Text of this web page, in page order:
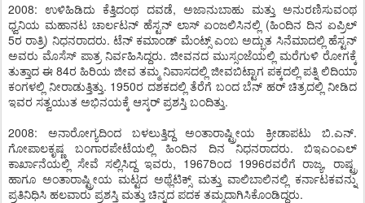
2008: ಉಳಿಹಿಡಿದು ಕೆತ್ತಿದಂಥ ದವಡೆ, ಅಜಾನುಬಾಹು ಮತ್ತು ಅನುರಣಿಸುವಂಥ
ಧ್ವನಿಯ ಮಹಾನಟ ಚಾರ್ಲಟನ್ ಹೆಸ್ಟನ್ ಲಾಸ್ ಏಂಜಲಿಸಿನಲ್ಲಿ (ಹಿಂದಿನ ದಿನ ಏಪ್ರಿಲ್
5ರ ರಾತ್ರಿ) ನಿಧನರಾದರು. ಟೆನ್ ಕಮಾಂಡ್ ಮೆಂಟ್ಸ್ ಎಂಬ ಅದ್ಭುತ ಸಿನೆಮಾದಲ್ಲಿ ಹೆಸ್ಟನ್
ಅವರು ಮೊಸೆಸ್ ಪಾತ್ರ ನಿರ್ವಹಿಸಿದ್ದರು. ಜೀವನದ ಮುಸ್ಸಂಜೆಯಲ್ಲಿ ಮರೆಗುಳಿ ರೋಗಕ್ಕೆ
ತುತ್ತಾದ ಈ 84ರ ಹಿರಿಯ ಜೀವ ತಮ್ಮ ನಿವಾಸದಲ್ಲಿ ಜೀವಬಿಟ್ಟಾಗ ಪಕ್ಕದಲ್ಲಿ ಪತ್ನಿ ಲಿದಿಯಾ
ಕಂಗಳಲ್ಲಿ ನೀರಾಡುತ್ತಿತ್ತು. 1950ರ ದಶಕದಲ್ಲಿ ತೆರೆಗೆ ಬಂದ ಬೆನ್ ಹರ್ ಚಿತ್ರದಲ್ಲಿ ನೀಡಿದ
ಇವರ ಸತ್ವಯುತ ಅಭಿನಯಕ್ಕೆ ಆಸ್ಕರ್ ಪ್ರಶಸ್ತಿ ಬಂದಿತ್ತು.
2008: ಅನಾರೋಗ್ಯದಿಂದ ಬಳಲುತ್ತಿದ್ದ ಅಂತಾರಾಷ್ಟ್ರೀಯ ಕ್ರೀಡಾಪಟು ಬಿ.ಎನ್.
ಗೋಪಾಲಕೃಷ್ಣ ಬಂಗಾರಪೇಟೆಯಲ್ಲಿ ಹಿಂದಿನ ದಿನ ನಿಧನರಾದರು. ಬಿಇಎಂಎಲ್
ಕಾರ್ಖಾನೆಯಲ್ಲಿ ಸೇವೆ ಸಲ್ಲಿಸಿದ್ದ ಇವರು, 1967ರಿಂದ 1996ರವರೆಗೆ ರಾಜ್ಯ, ರಾಷ್ಟ್ರ
ಹಾಗೂ ಅಂತಾರಾಷ್ಟ್ರೀಯ ಮಟ್ಟದ ಅಥ್ಲೆಟಿಕ್ಸ್ ಮತ್ತು ವಾಲಿಬಾಲಿನಲ್ಲಿ ಕರ್ನಾಟಕವನ್ನು
ಪ್ರತಿನಿಧಿಸಿ ಹಲವಾರು ಪ್ರಶಸ್ತಿ ಮತ್ತು ಚಿನ್ನದ ಪದಕ ತಮ್ಮದಾಗಿಸಿಕೊಂಡಿದ್ದರು.